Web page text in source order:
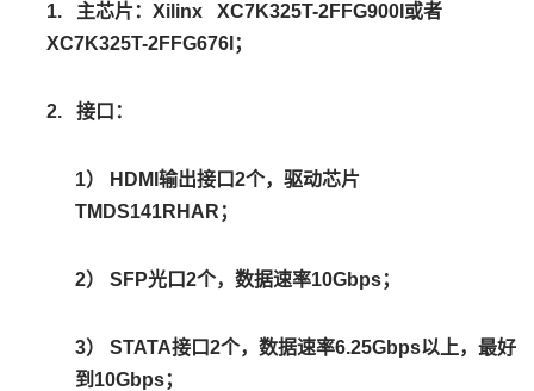
1.
主芯片：Xilinx XC7K325T-2FFG900I或者
XC7K325T-2FFG676I；
2. 接口：
1） HDMI 输出接口2个，驱动芯片
TMDS141RHAR；
2） SFP光口2个，数据速率10Gbps；
3） STATA接口2个，数据速率6.25Gbps以上，最好
到10Gbps；